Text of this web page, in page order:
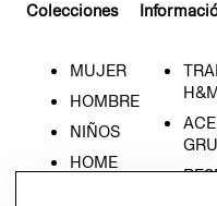
Colecciones
MUJER
HOMBRE
NIÑOS
HOME